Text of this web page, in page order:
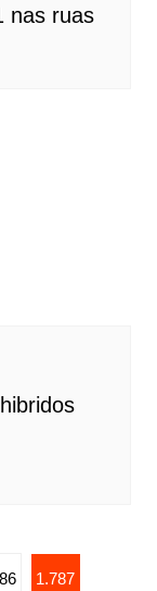
nas ruas
1.787